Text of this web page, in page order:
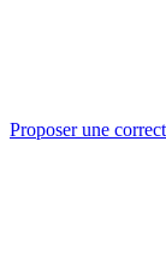
Proposer une